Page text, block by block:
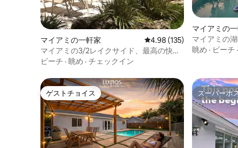
マイアミの一軒家 レビュー135件、5つ星中
4.98 (135)
マイアミの3/2レイクサイド、最高の快適
さを追求したデザイン
ビーチ · 眺め · チェックイン
マイアミの
マイアミの
ール付き｜
眺め · ビーチ ·
ゲストチョイス
ゲストチョイス スーパーホ
スーパーホ